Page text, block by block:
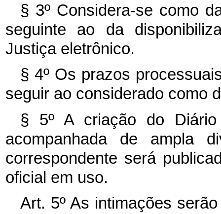
§ 3º Considera-se como
seguinte ao da
Justiça eletrônico.
§ 4º Os prazos
seguir ao considerado como
§ 5º A criação do
acompanhada de ampla
correspondente será
oficial em uso.
Art. 5º As intimações